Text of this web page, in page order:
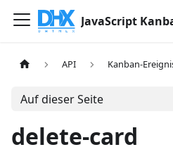
JavaScript
API Kanban-
Auf dieser Seite
delete-card